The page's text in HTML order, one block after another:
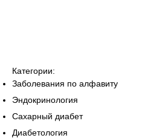
Категории:
Заболевания по алфавиту
Эндокринология
Сахарный диабет
Диабетология